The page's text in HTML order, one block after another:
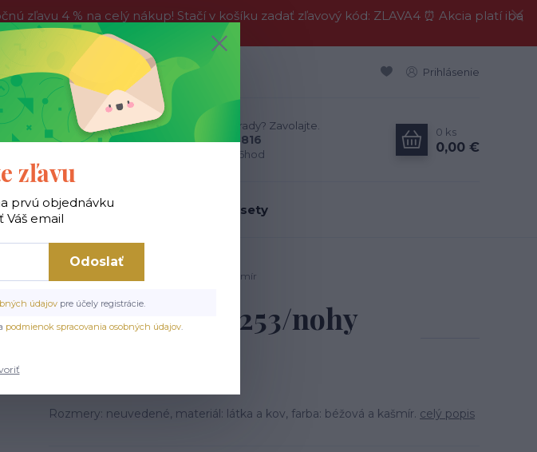
zľavu 4 % na celý nákup! Stačí v košíku zadať zľavový kód: ZLAVA4 ⏰ Akcia platí iba
výhodnejšie ešte dnes!
Prihlásenie
Neviete si rady? Zavolajte.
0911 594 816
Po-Pia, 9-16hod
0 ks
0,00 €
Jedálenské stoličky Jedálenské sety
jedálenská stolička, látka béžová tap. 253/nohy kašmír
béžová tap. 253/nohy
Rozmery: neuvedené, materiál: látka a kov, farba: béžová a kašmír. celý popis
zľavu
prvú objednávku
Váš email
Odoslať
údajov pre účely registrácie.
podmienok spracovania osobných údajov.